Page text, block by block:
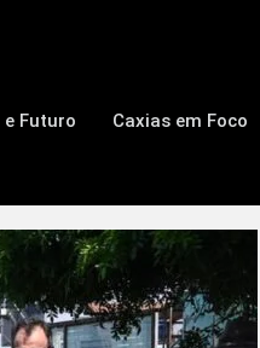
e Futuro Caxias em Foco